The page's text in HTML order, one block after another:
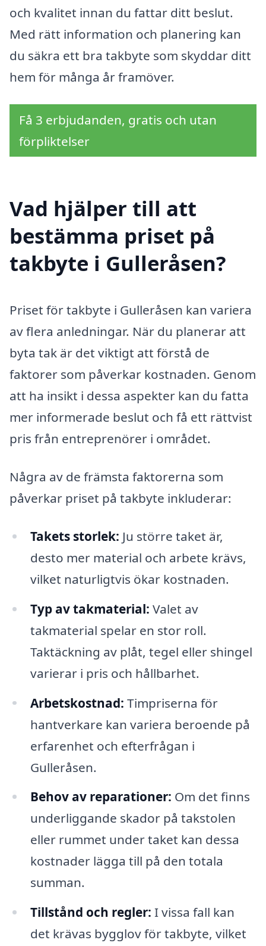
och kvalitet innan du fattar ditt beslut.
Med rätt information och planering kan
du säkra ett bra takbyte som skyddar ditt
hem för många år framöver.
Få 3 erbjudanden, gratis och utan
förpliktelser
Vad hjälper till att
bestämma priset på
takbyte i Gulleråsen?
Priset för takbyte i Gulleråsen kan variera
av flera anledningar. När du planerar att
byta tak är det viktigt att förstå de
faktorer som påverkar kostnaden. Genom
att ha insikt i dessa aspekter kan du fatta
mer informerade beslut och få ett rättvist
pris från entreprenörer i området.
Några av de främsta faktorerna som
påverkar priset på takbyte inkluderar:
Takets storlek: Ju större taket är,
desto mer material och arbete krävs,
vilket naturligtvis ökar kostnaden.
Typ av takmaterial: Valet av
takmaterial spelar en stor roll.
Taktäckning av plåt, tegel eller shingel
varierar i pris och hållbarhet.
Arbetskostnad: Timpriserna för
hantverkare kan variera beroende på
erfarenhet och efterfrågan i
Gulleråsen.
Behov av reparationer: Om det finns
underliggande skador på takstolen
eller rummet under taket kan dessa
kostnader lägga till på den totala
summan.
Tillstånd och regler: I vissa fall kan
det krävas bygglov för takbyte, vilket